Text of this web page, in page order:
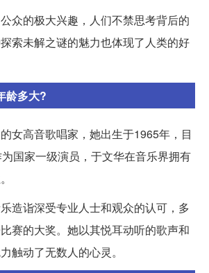
众的极大兴趣，人们不禁思考背后的
索未解之谜的魅力也体现了人类的好
龄多大?
女高音歌唱家，她出生于1965年，目
国家一级演员，于文华在音乐界拥有
造诣深受专业人士和观众的认可，多
赛的大奖。她以其悦耳动听的歌声和
触动了无数人的心灵。